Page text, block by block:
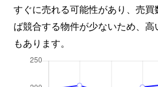
すぐに売れる可能性があり、売
ば競合する物件が少ないため、
もあります。